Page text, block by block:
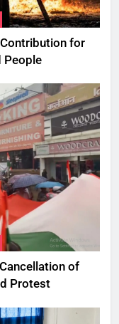
for
People
of
Protest